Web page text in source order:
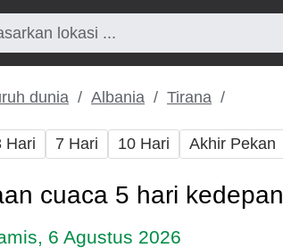
dunia Albania Tirana
Hari 7 Hari 10 Hari Akhir Pekan
cuaca 5 hari kedepan
6 Agustus 2026